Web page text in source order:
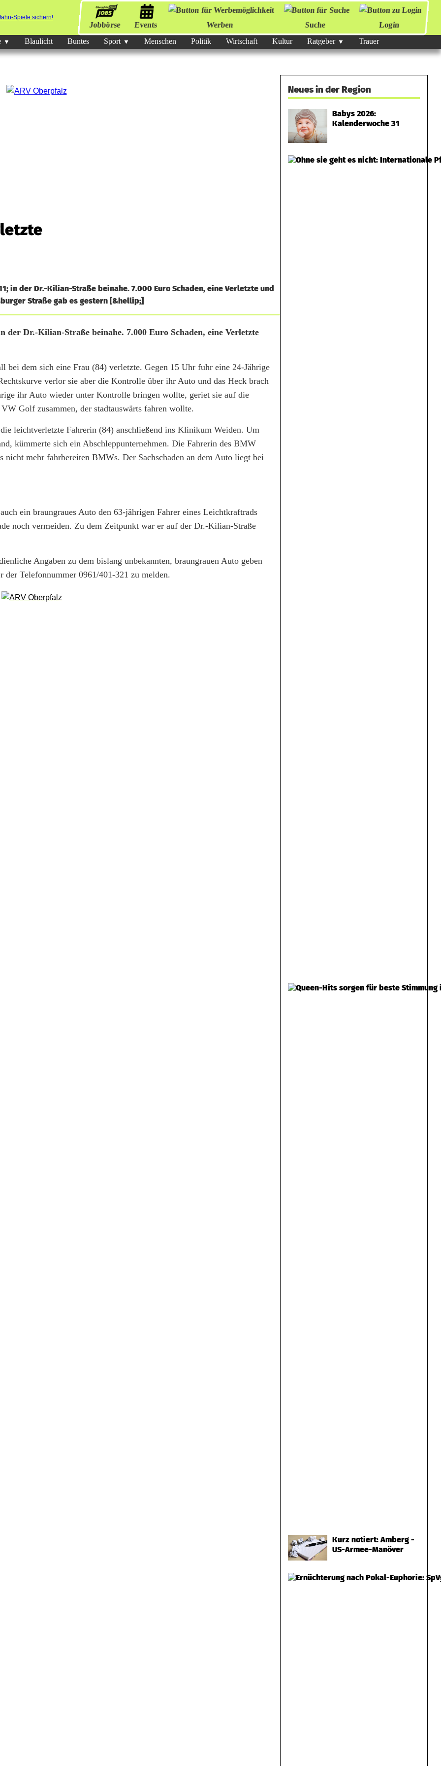
Jobbörse Events Werben Suche
Login
Blaulicht Buntes Sport Menschen Politik Wirtschaft Kultur Ratgeber Trauer
in der Dr.-Kilian-Straße beinahe. 7.000 Euro Schaden, eine Verletzte und
Straße gab es gestern [&hellip;]
Dr.-Kilian-Straße beinahe. 7.000 Euro Schaden, eine Verletzte
bei dem sich eine Frau (84) verletzte. Gegen 15 Uhr fuhr eine 24-Jährige
verlor sie aber die Kontrolle über ihr Auto und das Heck brach
ihr Auto wieder unter Kontrolle bringen wollte, geriet sie auf die
Golf zusammen, der stadtauswärts fahren wollte.
leichtverletzte Fahrerin (84) anschließend ins Klinikum Weiden. Um
kümmerte sich ein Abschleppunternehmen. Die Fahrerin des BMW
mehr fahrbereiten BMWs. Der Sachschaden an dem Auto liegt bei
ein braungraues Auto den 63-jährigen Fahrer eines Leichtkraftrads
noch vermeiden. Zu dem Zeitpunkt war er auf der Dr.-Kilian-Straße
Angaben zu dem bislang unbekannten, braungrauen Auto geben
der Telefonnummer 0961/401-321 zu melden.
Neues in der Region
Babys 2026:
Kalenderwoche 31
Kurz notiert: Amberg -
US-Armee-Manöver